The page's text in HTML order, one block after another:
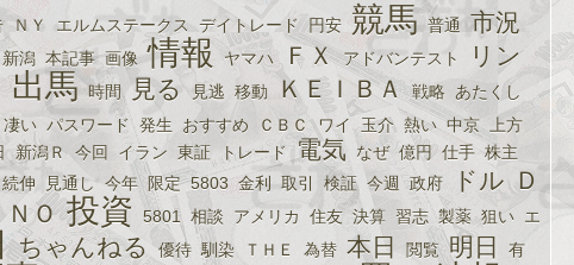
ＮＹ エルムステークス デイトレード 円安 競馬 普通 市況
新潟 本記事 画像 情報 ヤマハ ＦＸ アドバンテスト
リン
出馬 時間 見る 見逃 移動 ＫＥＩＢＡ 戦略 あたくし
凄い パスワード 発生 おすすめ ＣＢＣ ワイ 玉介 熱い 中京 上方
新潟Ｒ 今回 イラン 東証 トレード 電気 なぜ 億円 仕手 株主
続伸 見通し 今年 限定 5803 金利 取引 検証 今週 政府 ドル
Ｄ
ＮＯ 投資 5801 相談 アメリカ 住友 決算 習志 製薬 狙い エ
ちゃんねる 優待 馴染 ＴＨＥ 為替 本日 閲覧 明日
有